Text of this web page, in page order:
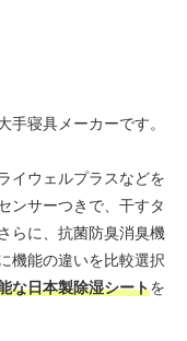
手寝具メーカーです。
イウェルプラスなどを
ンサーつきで、干すタ
らに、抗菌防臭消臭機
機能の違いを比較選択
な日本製除湿シートを